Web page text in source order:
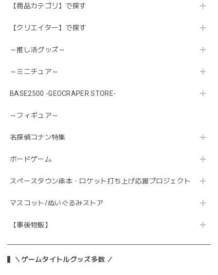
【商品カテゴリ】で探す
【クリエイター】で探す
～推し活グッズ～
～ミニチュア～
BASE2500 -GEOCRAPER STORE-
～フィギュア～
名探偵コナン特集
ボードゲーム
スペースタウン串本・ロケット打ち上げ応援プロジェクト
マスコット/ぬいぐるみストア
【事後物販】
＼ゲームタイトルグッズ多数 ／